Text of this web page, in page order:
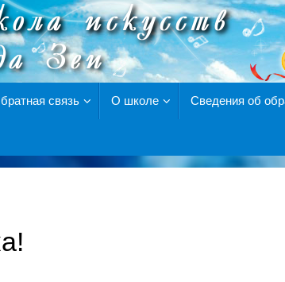
связь О школе Сведения об